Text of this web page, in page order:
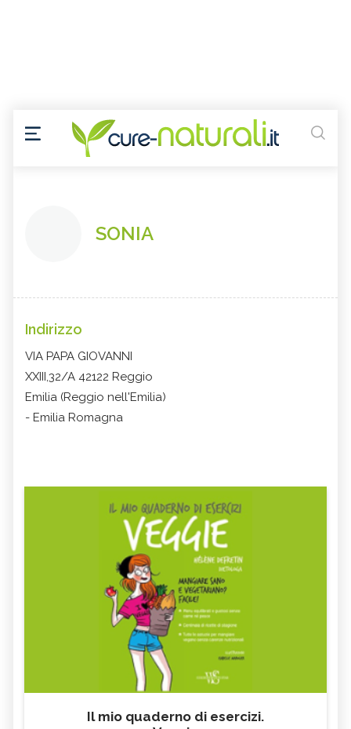
SONIA
Indirizzo
VIA PAPA GIOVANNI
XXIII,32/A 42122 Reggio
Emilia (Reggio nell'Emilia)
- Emilia Romagna
Il mio quaderno di esercizi.